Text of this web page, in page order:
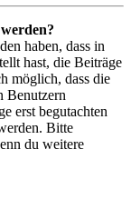
haben, dass in
hast, die Beiträge
möglich, dass die
Benutzern
erst begutachten
Bitte
du weitere